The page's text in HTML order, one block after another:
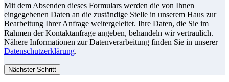
Mit dem Absenden dieses Formulars werden die von Ihnen
eingegebenen Daten an die zuständige Stelle in unserem Haus zur
Bearbeitung Ihrer Anfrage weitergeleitet. Ihre Daten, die Sie im
Rahmen der Kontaktanfrage angeben, behandeln wir vertraulich.
Nähere Informationen zur Datenverarbeitung finden Sie in unserer
Datenschutzerklärung.
Nächster Schritt